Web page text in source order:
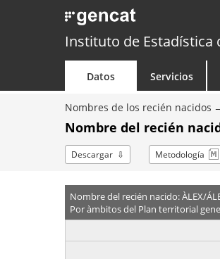
Instituto de Estadística
Datos Servicios
Nombres de los recién nacidos
Nombre del recién
Descargar Metodología
Nombre del recién nacido: ÀLEX/
Por àmbitos del Plan territorial